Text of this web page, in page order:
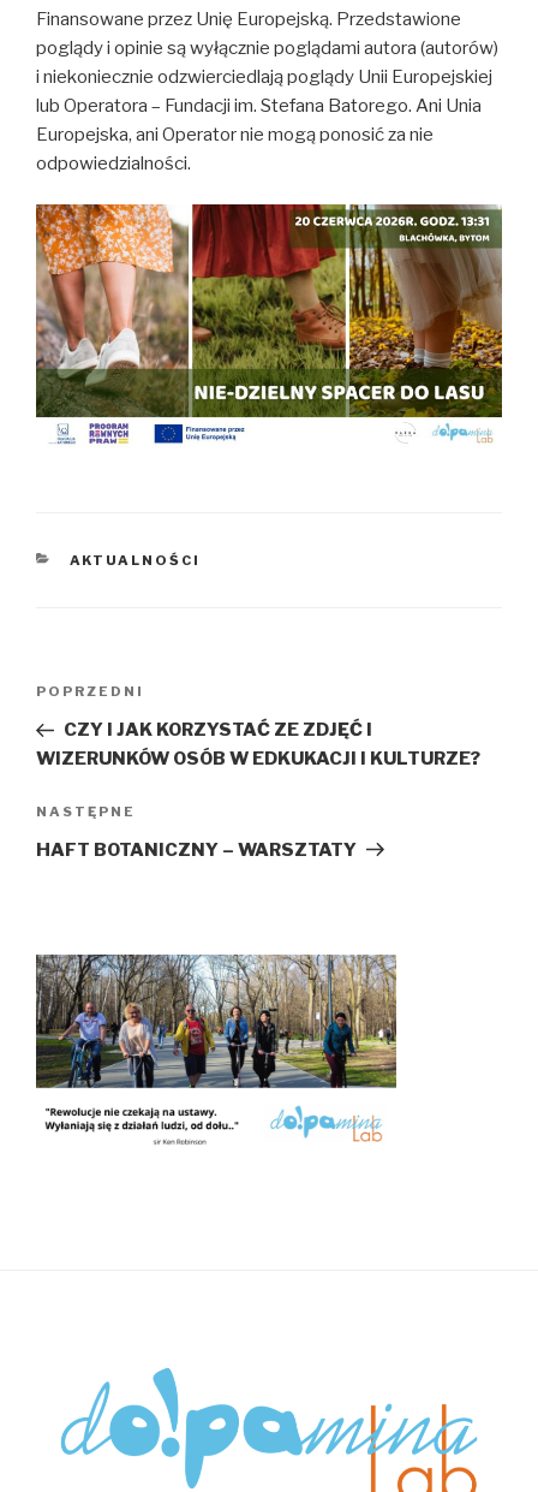
Finansowane przez Unię Europejską. Przedstawione
poglądy i opinie są wyłącznie poglądami autora (autorów)
i niekoniecznie odzwierciedlają poglądy Unii Europejskiej
lub Operatora – Fundacji im. Stefana Batorego. Ani Unia
Europejska, ani Operator nie mogą ponosić za nie
odpowiedzialności.
KATEGORIE
AKTUALNOŚCI
Poprzedni
wpis
POPRZEDNI
CZY I JAK KORZYSTAĆ ZE ZDJĘĆ I
WIZERUNKÓW OSÓB W EDKUKACJI I KULTURZE?
Następny
wpis
NASTĘPNE
HAFT BOTANICZNY – WARSZTATY